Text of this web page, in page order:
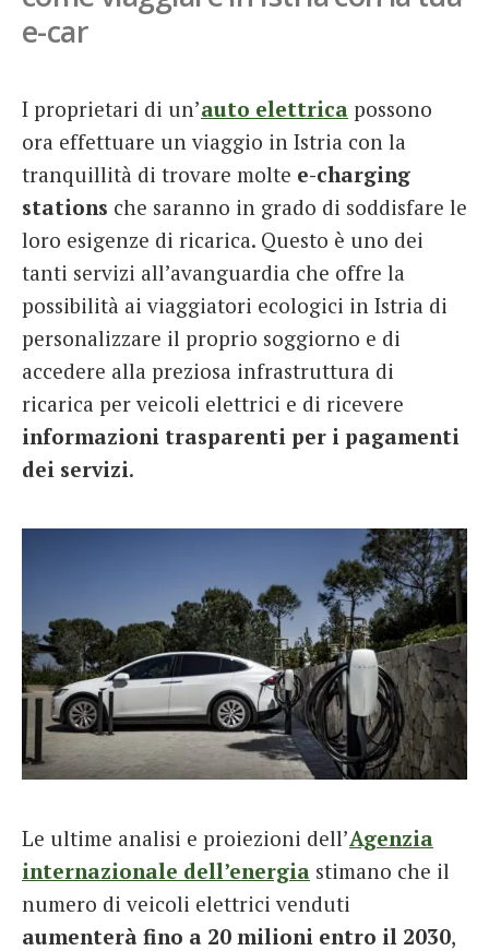
e-car
I proprietari di un’auto elettrica possono
ora effettuare un viaggio in Istria con la
tranquillità di trovare molte e-charging
stations che saranno in grado di soddisfare le
loro esigenze di ricarica. Questo è uno dei
tanti servizi all’avanguardia che offre la
possibilità ai viaggiatori ecologici in Istria di
personalizzare il proprio soggiorno e di
accedere alla preziosa infrastruttura di
ricarica per veicoli elettrici e di ricevere
informazioni trasparenti per i pagamenti
dei servizi.
Le ultime analisi e proiezioni dell’Agenzia
internazionale dell’energia stimano che il
numero di veicoli elettrici venduti
aumenterà fino a 20 milioni entro il 2030,